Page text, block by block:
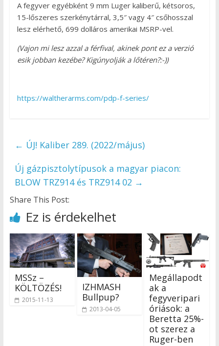
A fegyver egyébként 9 mm Luger kaliberű, kétsoros,
15-lőszeres szerkénytárral, 3,5″ vagy 4″ csőhosszal
lesz elérhető, 699 dolláros amerikai MSRP-vel.
(Vajon mi lesz azzal a férfival, akinek pont ez a verzió
esik jobban kezébe? Kigúnyolják a lőtéren?:-))
https://waltherarms.com/pdp-f-series/
← ÚJ! Kaliber 289. (2022/május)
Új gázpisztolytípusok a magyar piacon:
BLOW TRZ914 és TRZ914 02 →
Share This Post:
Ez is érdekelhet
MSSz –
KÖLTÖZÉS!
2015-11-13
IZHMASH
Bullpup?
2013-04-05
Megállapodt
ak a
fegyveripari
óriások: a
Beretta 25%-
ot szerez a
Ruger-ben